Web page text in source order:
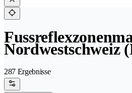
Nordwestschweiz
287 Ergebnisse